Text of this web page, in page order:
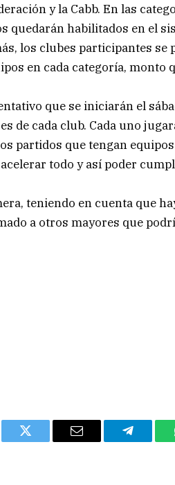
y la Cabb. En las
quedarán habilitados en el
los clubes participantes se
en cada categoría, monto
que se iniciarán el
de cada club. Cada uno
partidos que tengan
todo y así poder
teniendo en cuenta que
a otros mayores que
Twitter Email Telegram